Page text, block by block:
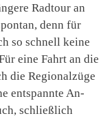
Radtour an
denn für
so schnell keine
eine Fahrt an die
die Regionalzüge
entspannte An-
schließlich